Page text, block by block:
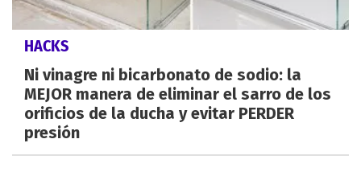
HACKS
Ni vinagre ni bicarbonato de sodio: la
MEJOR manera de eliminar el sarro de los
orificios de la ducha y evitar PERDER
presión